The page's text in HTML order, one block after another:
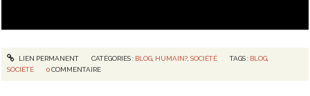
LIEN PERMANENT CATÉGORIES : BLOG, HUMAIN?, SOCIÉTÉ TAGS : BLOG
SOCIÉTÉ
0 COMMENTAIRE